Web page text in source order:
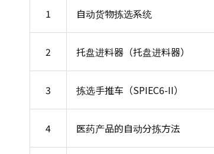
1 自动货物拣选系统
2 托盘进料器（托盘进料器）
3 拣选手推车（SPIEC6-II）
4 医药产品的自动分拣方法